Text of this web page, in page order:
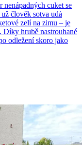
nenápadných cuket se
člověk sotva udá
zelí na zimu – je
Díky hrubě nastrouhané
odležení skoro jako